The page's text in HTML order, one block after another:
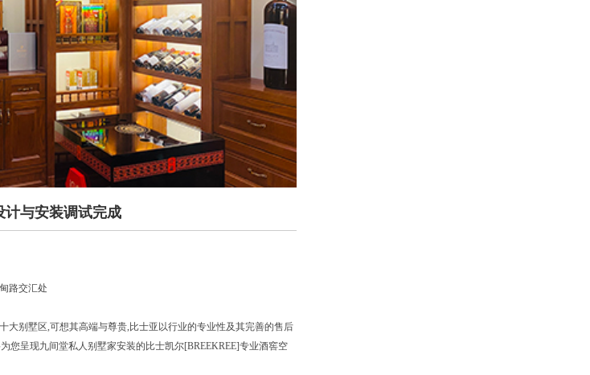
计与安装调试完成
路交汇处
大别墅区,可想其高端与尊贵,比士亚以行业的专业性及其完善的售后
您呈现九间堂私人别墅家安装的比士凯尔[BREEKREE]专业酒窖空